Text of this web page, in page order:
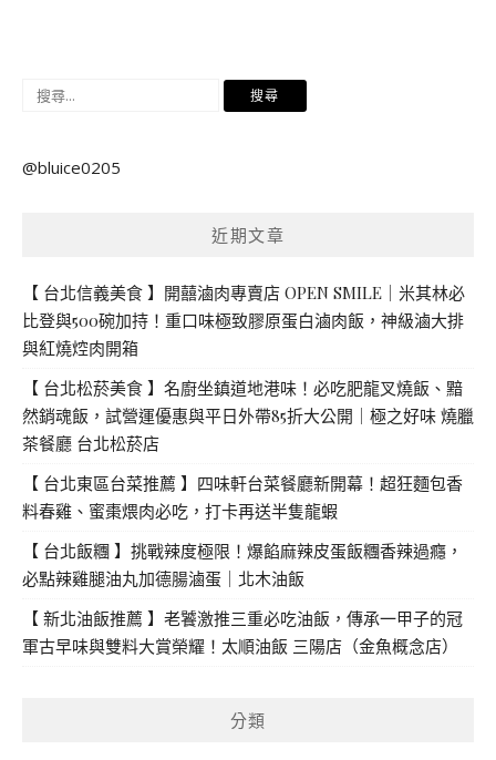
搜
鍵
@bluice0205
近期文章
【 台北信義美食 】開囍滷肉專賣店 OPEN SMILE｜米其林必
比登與500碗加持！重口味極致膠原蛋白滷肉飯，神級滷大排
與紅燒焢肉開箱
【 台北松菸美食 】名廚坐鎮道地港味！必吃肥龍叉燒飯、黯
然銷魂飯，試營運優惠與平日外帶85折大公開｜極之好味 燒臘
茶餐廳 台北松菸店
【 台北東區台菜推薦 】四味軒台菜餐廳新開幕！超狂麵包香
料春雞、蜜棗煨肉必吃，打卡再送半隻龍蝦
【 台北飯糰 】挑戰辣度極限！爆餡麻辣皮蛋飯糰香辣過癮，
必點辣雞腿油丸加德腸滷蛋｜北木油飯
【 新北油飯推薦 】老饕激推三重必吃油飯，傳承一甲子的冠
軍古早味與雙料大賞榮耀！太順油飯 三陽店（金魚概念店）
分類